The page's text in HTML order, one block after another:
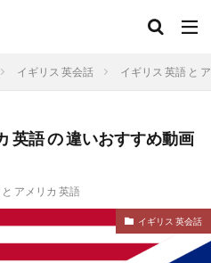
イギリス 英会話 イギリス 英語 と
英語 の 違いおすすめ動画
アメリカ 英語
イギリス 英会話